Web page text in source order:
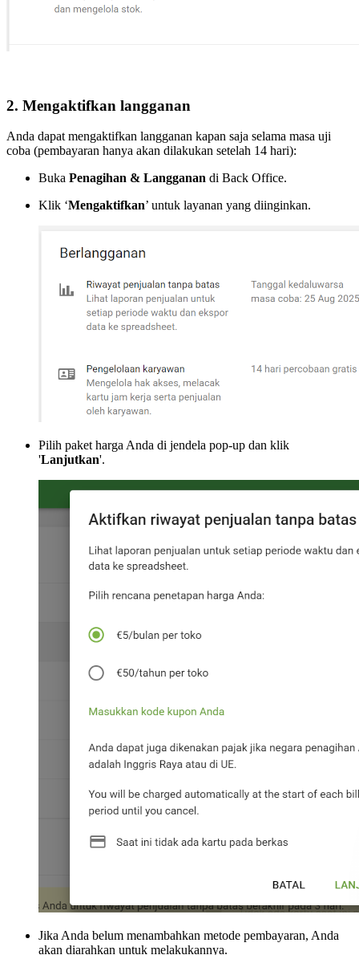
2. Mengaktifkan langganan
Anda dapat mengaktifkan langganan kapan saja selama masa uji
coba (pembayaran hanya akan dilakukan setelah 14 hari):
Buka Penagihan & Langganan di Back Office.
Klik ‘Mengaktifkan’ untuk layanan yang diinginkan.
Pilih paket harga Anda di jendela pop-up dan klik
'Lanjutkan'.
Jika Anda belum menambahkan metode pembayaran, Anda
akan diarahkan untuk melakukannya.